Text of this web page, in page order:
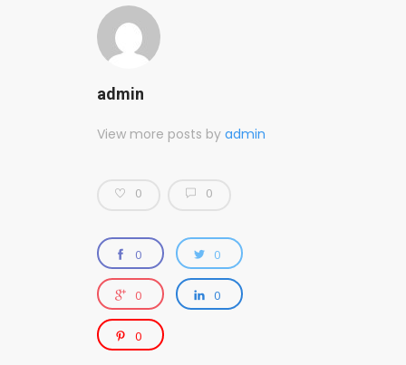
admin
View more posts by admin
0 0
0 0
0 0
0